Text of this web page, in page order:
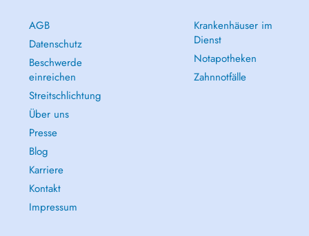
AGB
Datenschutz
Beschwerde
einreichen
Streitschlichtung
Über uns
Presse
Blog
Karriere
Kontakt
Impressum
Krankenhäuser im
Dienst
Notapotheken
Zahnnotfälle